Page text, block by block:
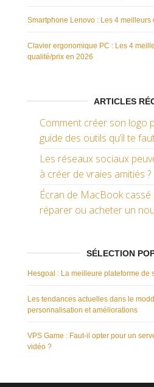
Smartphone Lenovo : Les 4
Clavier ergonomique PC : Les 4
qualité/prix en 2026
ARTICLES
Comment créer son logo
guide des outils qu’il te
Les réseaux sociaux
à créer de vraies amitiés ?
Écran de MacBook cassé
réparer ou acheter un
SÉLECTION
Hesgoal : La meilleure plateforme de
Les tendances actuelles dans le
personnalisation et améliorations
VPS Game : Faut-il opter pour un
vidéo ?